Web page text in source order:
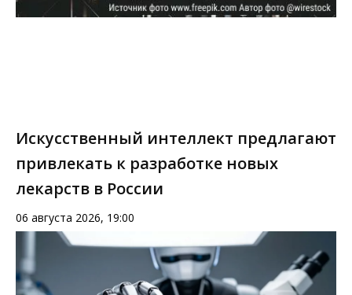
Искусственный интеллект предлагают
привлекать к разработке новых
лекарств в России
06 августа 2026, 19:00